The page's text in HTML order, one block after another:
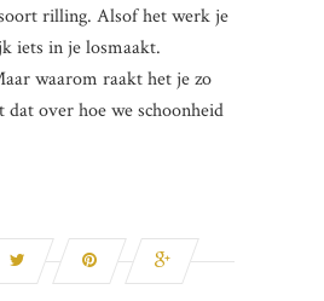
rilling. Alsof het werk je
iets in je losmaakt.
waarom raakt het je zo
dat over hoe we schoonheid